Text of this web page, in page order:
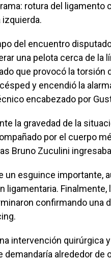
rotura del ligamento
del encuentro
una pelota cerca de la
que provocó la torsión
y encendió la
encabezado por
la gravedad de la
por el cuerpo
Bruno Zuculini
un esguince importante,
ligamentaria.
confirmando una
intervención quirúrgica
demandaría alrededor de